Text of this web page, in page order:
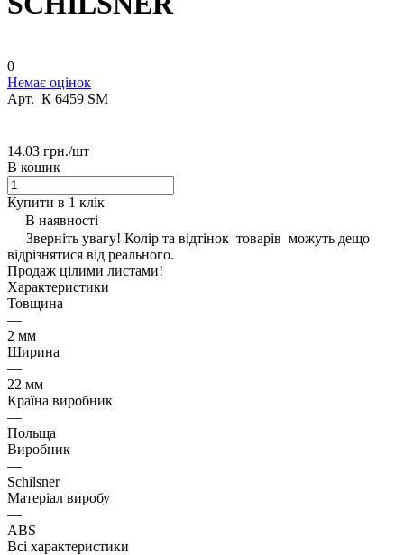
0
Немає оцінок
Арт. К 6459 SM
14.03 грн./шт
В кошик
Купити в 1 клік
В наявності
Зверніть увагу! Колір та відтінок товарів можуть дещо
відрізнятися від реального.
Продаж цілими листами!
Характеристики
Товщина
—
2 мм
Ширина
—
22 мм
Країна виробник
—
Польща
Виробник
—
Schilsner
Матеріал виробу
—
ABS
Всі характеристики